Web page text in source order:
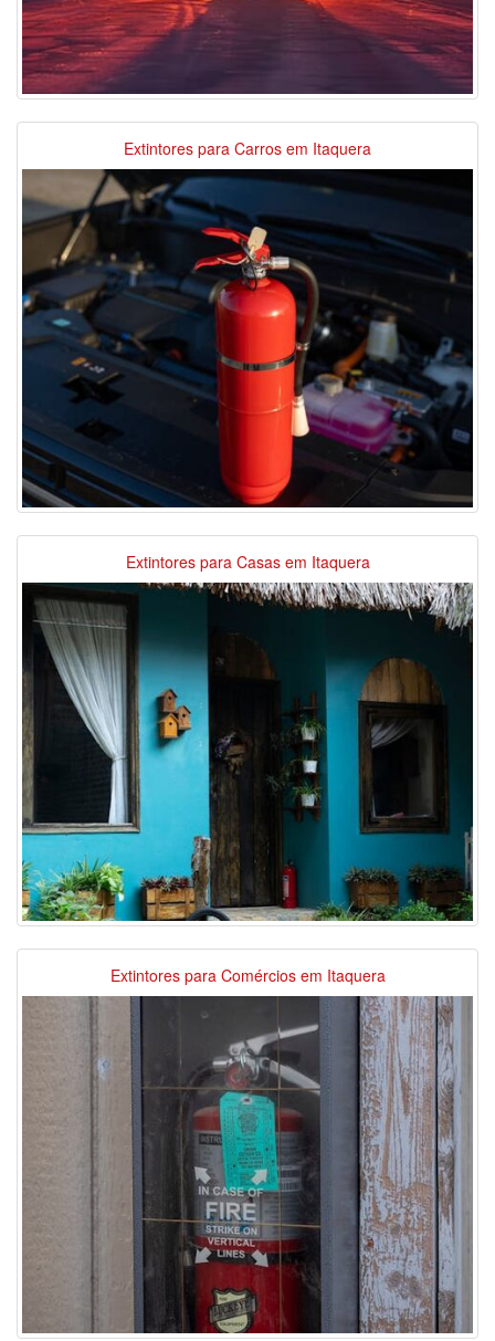
Extintores para Carros em Itaquera
Extintores para Casas em Itaquera
Extintores para Comércios em Itaquera